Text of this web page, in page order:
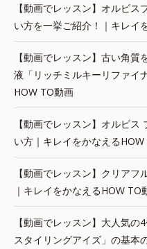
【動画でレッスン】オルビ
い方を一挙ご紹介！｜キレイ
【動画でレッスン】古い角
液「リッチミルキーリファイ
HOW TO動画
【動画でレッスン】オルビ
い方｜キレイをかなえる
【動画でレッスン】クリアフ
｜キレイをかなえるHOW TO
【動画でレッスン】大人気
スタイリングアイズ」の基本